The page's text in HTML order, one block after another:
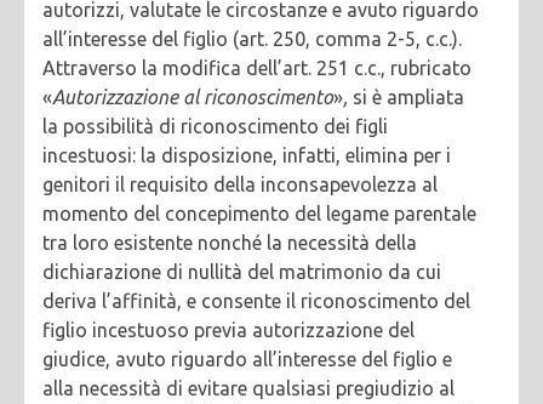
autorizzi, valutate le circostanze e avuto riguardo
all’interesse del figlio (art. 250, comma 2-5, c.c.).
Attraverso la modifica dell’art. 251 c.c., rubricato
«Autorizzazione al riconoscimento», si è ampliata
la possibilità di riconoscimento dei figli
incestuosi: la disposizione, infatti, elimina per i
genitori il requisito della inconsapevolezza al
momento del concepimento del legame parentale
tra loro esistente nonché la necessità della
dichiarazione di nullità del matrimonio da cui
deriva l’affinità, e consente il riconoscimento del
figlio incestuoso previa autorizzazione del
giudice, avuto riguardo all’interesse del figlio e
alla necessità di evitare qualsiasi pregiudizio al